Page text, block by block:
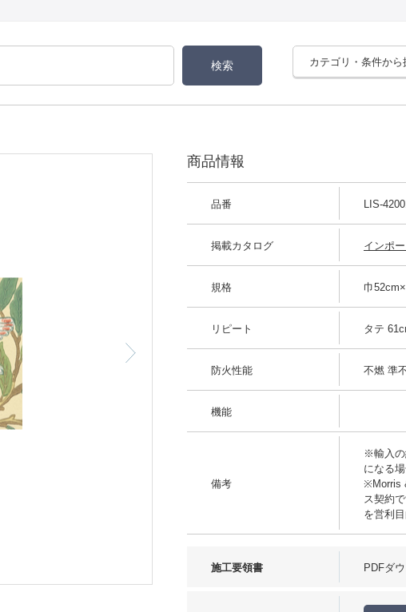
カテゴリ・条件から
使用イメージ
商品情報
品番 LIS-
掲載カタログ インポ
規格 巾
リピート タテ
防火性能 不燃 準
機能
備考
※輸入の
になる
※Morris
ス契約
を営利
施工要領書 PDFダ